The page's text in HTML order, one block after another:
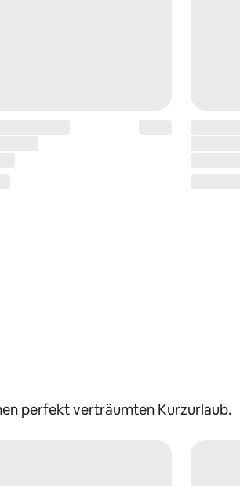
perfekt verträumten Kurzurlaub.